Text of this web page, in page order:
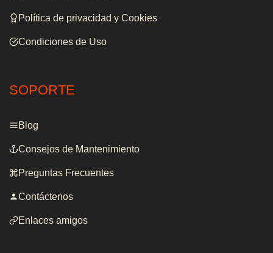
Política de privacidad y Cookies
Condiciones de Uso
SOPORTE
Blog
Consejos de Mantenimiento
Preguntas Frecuentes
Contáctenos
Enlaces amigos